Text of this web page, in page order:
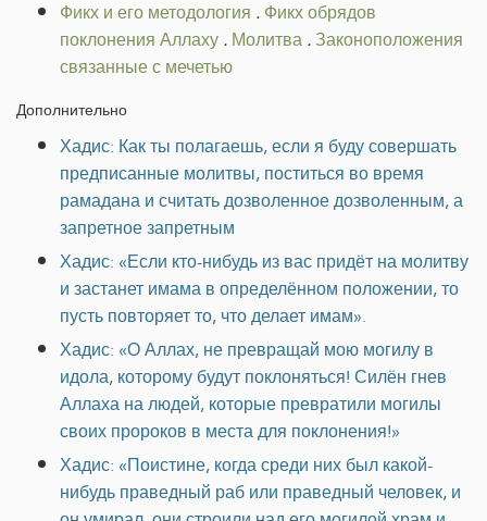
Фикх и его методология .Фикх обрядов
поклонения Аллаху.Молитва.Законоположения
связанные с мечетью
Дополнительно
Хадис: Как ты полагаешь, если я буду совершать
предписанные молитвы, поститься во время
рамадана и считать дозволенное дозволенным, а
запретное запретным
Хадис: «Если кто-нибудь из вас придёт на молитву
и застанет имама в определённом положении, то
пусть повторяет то, что делает имам».
Хадис: «О Аллах, не превращай мою могилу в
идола, которому будут поклоняться! Силён гнев
Аллаха на людей, которые превратили могилы
своих пророков в места для поклонения!»
Хадис: «Поистине, когда среди них был какой-
нибудь праведный раб или праведный человек, и